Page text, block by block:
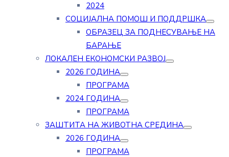
2024
СОЦИЈАЛНА ПОМОШ И ПОДДРШКА
ОБРАЗЕЦ ЗА ПОДНЕСУВАЊЕ НА
БАРАЊЕ
ЛОКАЛЕН ЕКОНОМСКИ РАЗВОЈ
2026 ГОДИНА
ПРОГРАМА
2024 ГОДИНА
ПРОГРАМА
ЗАШТИТА НА ЖИВОТНА СРЕДИНА
2026 ГОДИНА
ПРОГРАМА